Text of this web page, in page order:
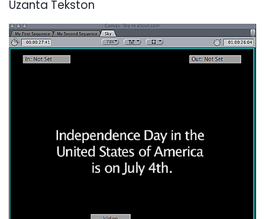
Uzanta Tekston